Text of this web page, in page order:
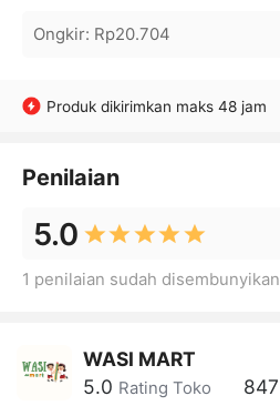
Ongkir: Rp20.704
Produk dikirimkan maks 48 jam
Penilaian
5.0
1 penilaian sudah disembunyikan
WASI MART
5.0 Rating Toko 847